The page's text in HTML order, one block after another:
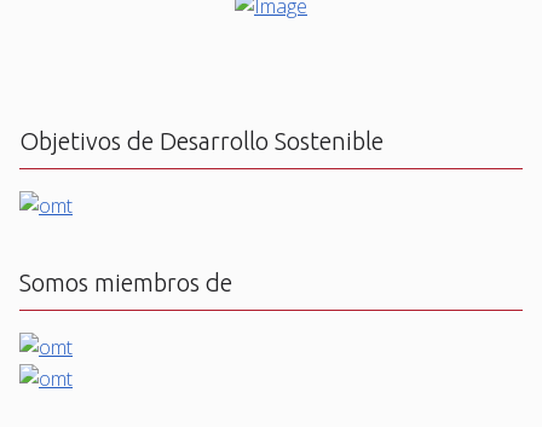
Objetivos de Desarrollo Sostenible
Somos miembros de